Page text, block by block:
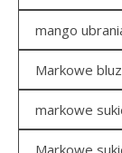
mango
Markowe
markowe
Markowe